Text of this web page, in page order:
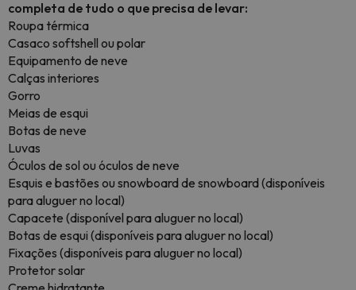
completa de tudo o que precisa de levar:
Roupa térmica
Casaco softshell ou polar
Equipamento de neve
Calças interiores
Gorro
Meias de esqui
Botas de neve
Luvas
Óculos de sol ou óculos de neve
Esquis e bastões ou snowboard de snowboard (disponíveis
para aluguer no local)
Capacete (disponível para aluguer no local)
Botas de esqui (disponíveis para aluguer no local)
Fixações (disponíveis para aluguer no local)
Protetor solar